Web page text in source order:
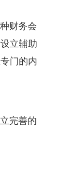
财务会
立辅助
门的内
完善的